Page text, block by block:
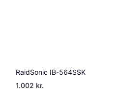
RaidSonic IB-564SSK
1.002 kr.